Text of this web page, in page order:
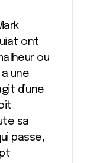
ont
ou
a une
d’une
sa
passe,